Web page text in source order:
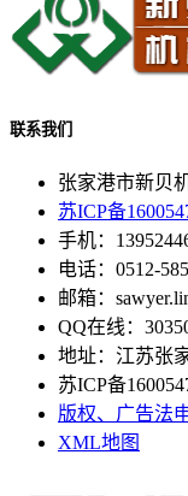
联系我们
张家港市新贝
苏ICP备
手机：
电话：0512-
邮箱：
QQ在线：
地址：江苏张
苏ICP备
版权、广告法
XML地图